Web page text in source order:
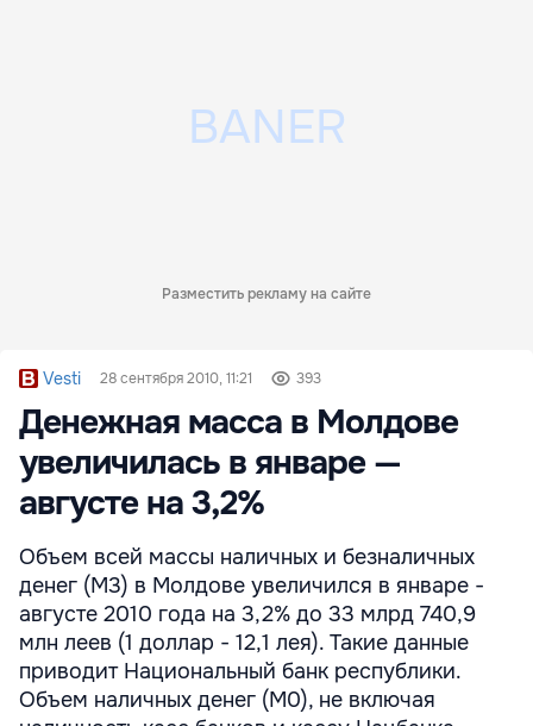
Разместить рекламу на сайте
Vesti 28 сентября 2010, 11:21 393
Денежная масса в Молдове
увеличилась в январе —
августе на 3,2%
Объем всей массы наличных и безналичных
денег (М3) в Молдове увеличился в январе -
августе 2010 года на 3,2% до 33 млрд 740,9
млн леев (1 доллар - 12,1 лея). Такие данные
приводит Национальный банк республики.
Объем наличных денег (М0), не включая